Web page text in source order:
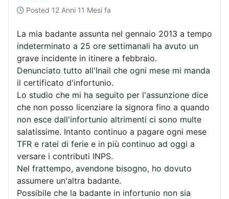
Posted 12 Anni 11 Mesi fa
La mia badante assunta nel gennaio 2013 a tempo
indeterminato a 25 ore settimanali ha avuto un
grave incidente in itinere a febbraio.
Denunciato tutto all'Inail che ogni mese mi manda
il certificato d'infortunio.
Lo studio che mi ha seguito per l'assunzione dice
che non posso licenziare la signora fino a quando
non esce dall'infortunio altrimenti ci sono multe
salatissime. Intanto continuo a pagare ogni mese
TFR e ratei di ferie e in più continuo ad oggi a
versare i contributi INPS.
Nel frattempo, avendone bisogno, ho dovuto
assumere un'altra badante.
Possibile che la badante in infortunio non sia